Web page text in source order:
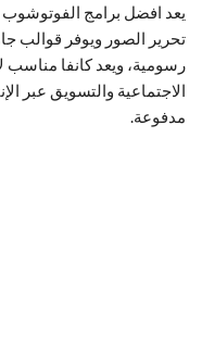
يعد افضل برامج
تحرير الصور ويوفر قوالب
رسومية، ويعد كانفا
الاجتماعية والتسويق عبر
مدفوعة.